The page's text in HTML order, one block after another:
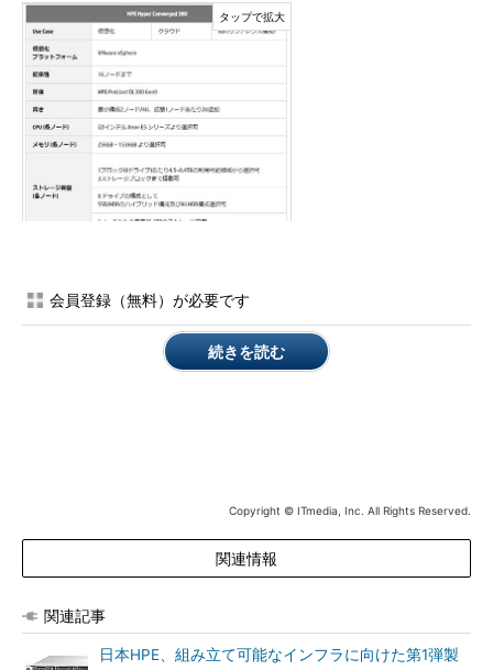
会員登録（無料）が必要です
続きを読む
Copyright © ITmedia, Inc. All Rights Reserved.
関連情報
関連記事
日本HPE、組み立て可能なインフラに向けた第1弾製